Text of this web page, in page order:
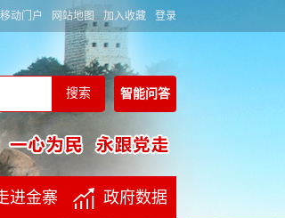
移动门户 网站地图 加入收藏 登录
智能问答
进金寨 政府数据